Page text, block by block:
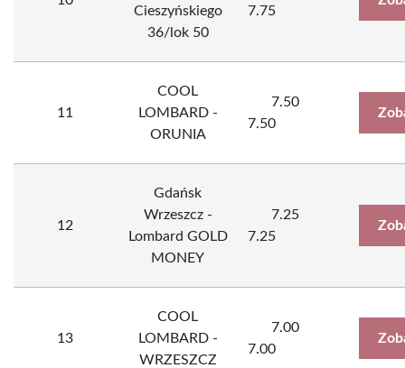
Cieszyńskiego
36/lok 50
7.75
11
COOL
LOMBARD -
ORUNIA
7.50
7.50
12
Gdańsk
Wrzeszcz -
Lombard GOLD
MONEY
7.25
7.25
13
COOL
LOMBARD -
WRZESZCZ
7.00
7.00